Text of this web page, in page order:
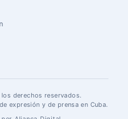
derechos reservados.
expresión y de prensa en Cuba.